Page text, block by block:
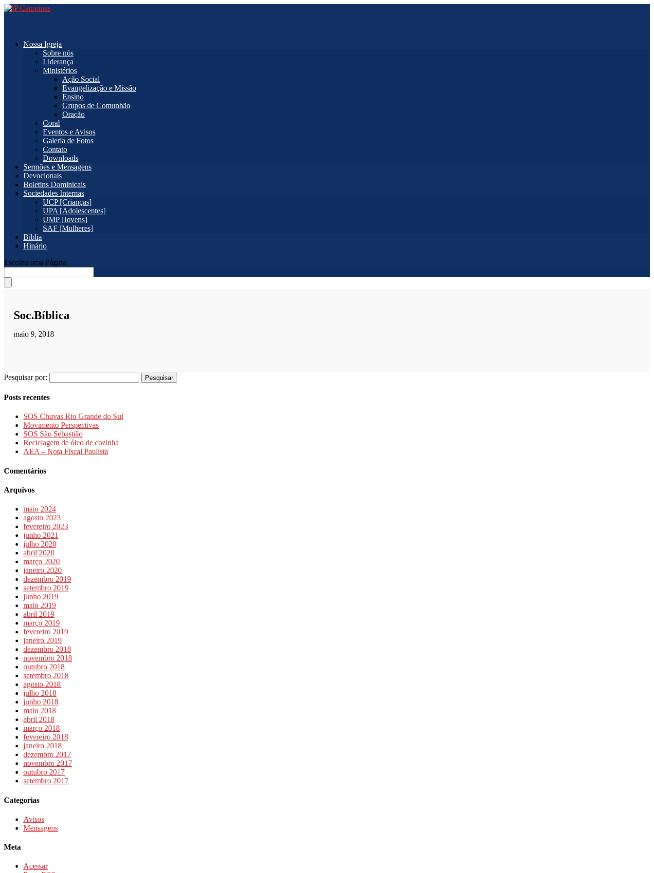
Nossa Igreja
Sobre nós
Liderança
Ministérios
Ação Social
Evangelização e Missão
Ensino
Grupos de Comunhão
Oração
Coral
Eventos e Avisos
Galeria de Fotos
Contato
Downloads
Sermões e Mensagens
Devocionais
Boletins Dominicais
Sociedades Internas
UCP [Crianças]
UPA [Adolescentes]
UMP [Jovens]
SAF [Mulheres]
Bíblia
Hinário
Escolha uma Página
Soc.Bíblica
maio 9, 2018
Pesquisar por:
Posts recentes
SOS Chuvas Rio Grande do Sul
Movimento Perspectivas
SOS São Sebastião
Reciclagem de óleo de cozinha
AEA – Nota Fiscal Paulista
Comentários
Arquivos
maio 2024
agosto 2023
fevereiro 2023
junho 2021
julho 2020
abril 2020
março 2020
janeiro 2020
dezembro 2019
setembro 2019
junho 2019
maio 2019
abril 2019
março 2019
fevereiro 2019
janeiro 2019
dezembro 2018
novembro 2018
outubro 2018
setembro 2018
agosto 2018
julho 2018
junho 2018
maio 2018
abril 2018
março 2018
fevereiro 2018
janeiro 2018
dezembro 2017
novembro 2017
outubro 2017
setembro 2017
Categorias
Avisos
Mensagens
Meta
Acessar